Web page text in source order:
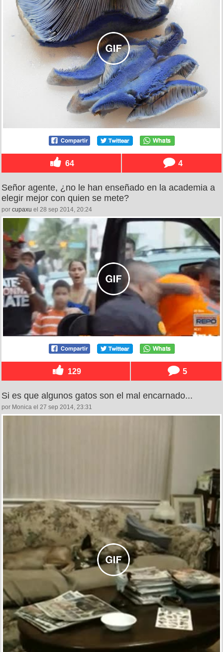
64 4
Señor agente, ¿no le han enseñado en la academia a
elegir mejor con quien se mete?
por cupaxu el 28 sep 2014, 20:24
129 5
Si es que algunos gatos son el mal encarnado...
por Monica el 27 sep 2014, 23:31